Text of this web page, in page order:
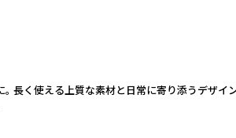
長く使える上質な素材と日常に寄り添うデザイ